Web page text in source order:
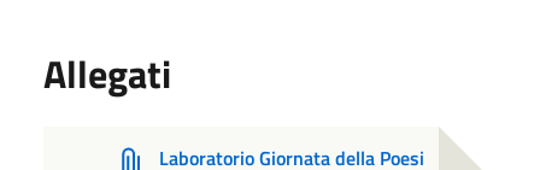
Allegati
Laboratorio Giornata della Poesi